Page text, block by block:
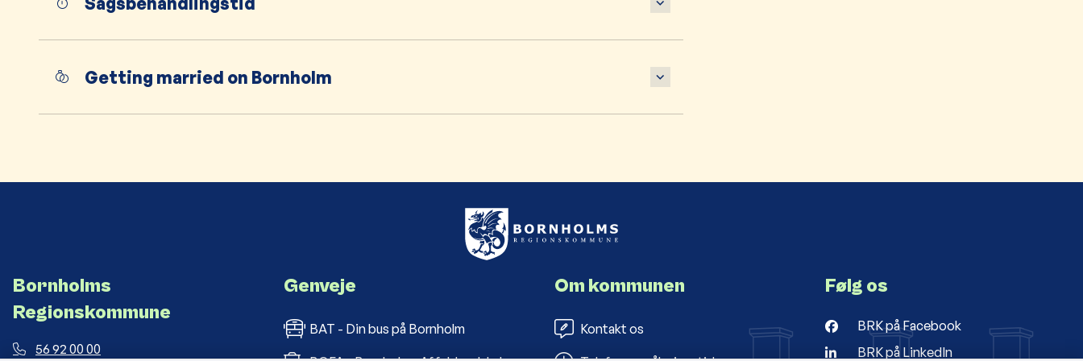
Getting married on Bornholm
Bornholms
Regionskommune
56 92 00 00
Genveje
BAT - Din bus på Bornholm
Om kommunen
Kontakt os
Følg os
BRK på Facebook
BRK på LinkedIn